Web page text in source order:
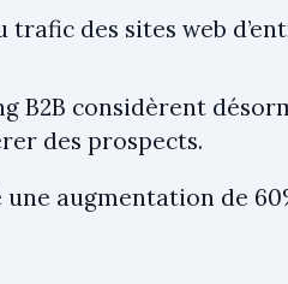
trafic des sites web
B2B considèrent
des prospects.
augmentation de